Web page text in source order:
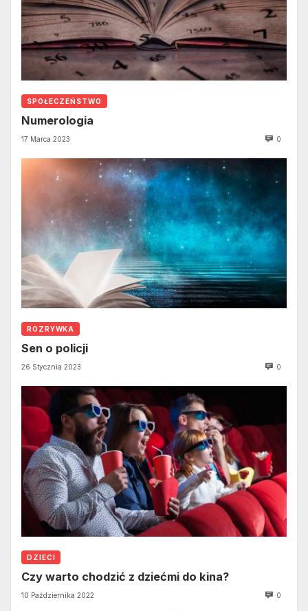
SPOŁECZEŃSTWO
Numerologia
17 Marca 2023 0
ROZRYWKA
Sen o policji
26 Stycznia 2023 0
DZIECI
Czy warto chodzić z dziećmi do kina?
10 Października 2022 0